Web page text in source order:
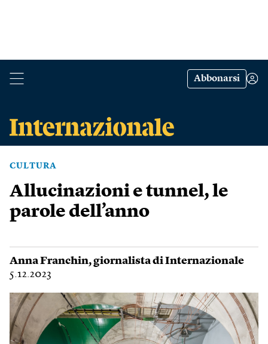
Abbonarsi
CULTURA
Allucinazioni e tunnel, le
parole dell’anno
Anna Franchin, giornalista di Internazionale
5.12.2023